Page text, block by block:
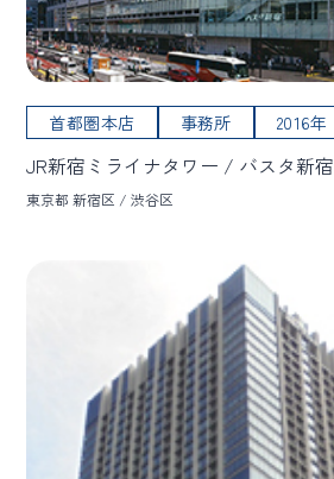
首都圏本店 事務所 2016年
JR新宿ミライナタワー / バスタ新宿
東京都 新宿区 / 渋谷区